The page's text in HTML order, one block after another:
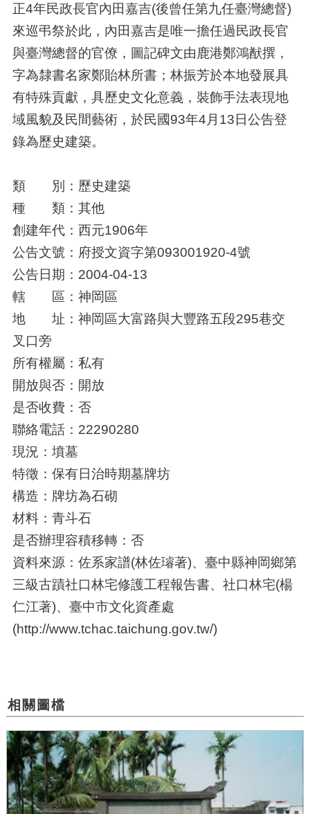
正4年民政長官內田嘉吉(後曾任第九任臺灣總督)
來巡弔祭於此，內田嘉吉是唯一擔任過民政長官
與臺灣總督的官僚，圖記碑文由鹿港鄭鴻猷撰，
字為隸書名家鄭貽林所書；林振芳於本地發展具
有特殊貢獻，具歷史文化意義，裝飾手法表現地
域風貌及民間藝術，於民國93年4月13日公告登
錄為歷史建築。
類 別：歷史建築
種 類：其他
創建年代：西元1906年
公告文號：府授文資字第093001920-4號
公告日期：2004-04-13
轄 區：神岡區
地 址：神岡區大富路與大豐路五段295巷交
叉口旁
所有權屬：私有
開放與否：開放
是否收費：否
聯絡電話：22290280
現況：墳墓
特徵：保有日治時期墓牌坊
構造：牌坊為石砌
材料：青斗石
是否辦理容積移轉：否
資料來源：佐系家譜(林佐璿著)、臺中縣神岡鄉第
三級古蹟社口林宅修護工程報告書、社口林宅(楊
仁江著)、臺中市文化資產處
(http://www.tchac.taichung.gov.tw/)
相關圖檔